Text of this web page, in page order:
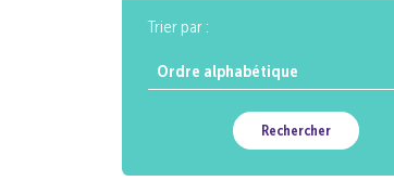
Trier par :
Rechercher